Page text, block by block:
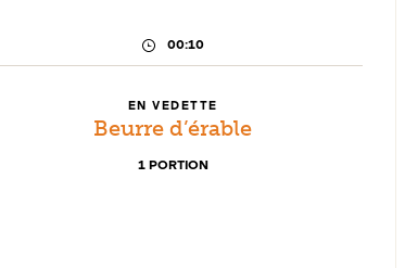
TEMPS
PRÉPARATION :
00:10
EN VEDETTE
Beurre d’érable
1 PORTION